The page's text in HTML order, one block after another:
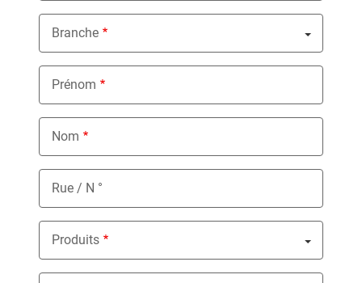
Branche
Nothing selected
Prénom
Nom
Rue / N °
Produits
Nothing selected